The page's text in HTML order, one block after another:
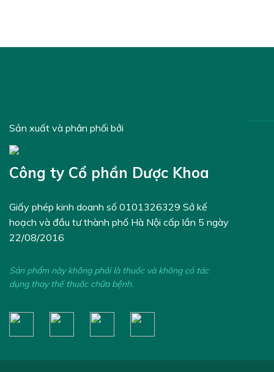
Sản xuất và phân phối bởi
Công ty Cổ phần Dược Khoa
Giấy phép kinh doanh số 0101326329 Sở kế
hoạch và đầu tư thành phố Hà Nội cấp lần 5 ngày
22/08/2016
Sản phẩm này không phải là thuốc và không có tác
dụng thay thế thuốc chữa bệnh.